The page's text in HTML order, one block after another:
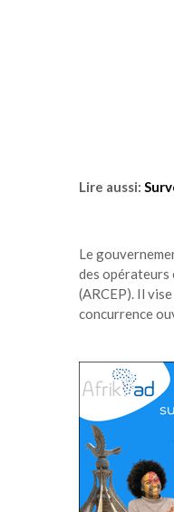
Lire aussi:
Le
des opérateurs
(ARCEP). Il
concurrence